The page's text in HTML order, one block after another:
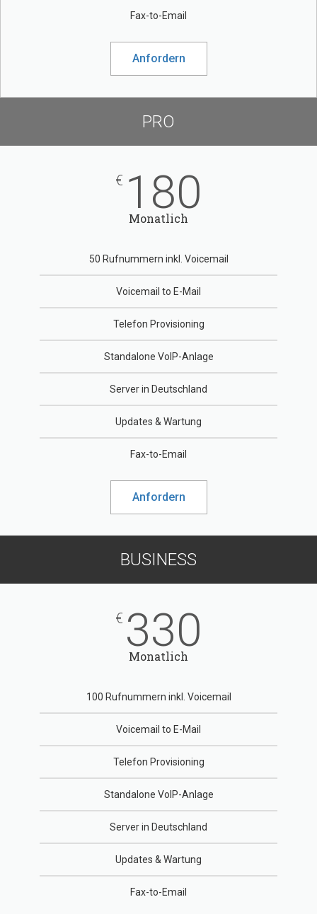
Fax-to-Email
Anfordern
PRO
€ 180
Monatlich
50 Rufnummern inkl. Voicemail
Voicemail to E-Mail
Telefon Provisioning
Standalone VoIP-Anlage
Server in Deutschland
Updates & Wartung
Fax-to-Email
Anfordern
BUSINESS
€ 330
Monatlich
100 Rufnummern inkl. Voicemail
Voicemail to E-Mail
Telefon Provisioning
Standalone VoIP-Anlage
Server in Deutschland
Updates & Wartung
Fax-to-Email